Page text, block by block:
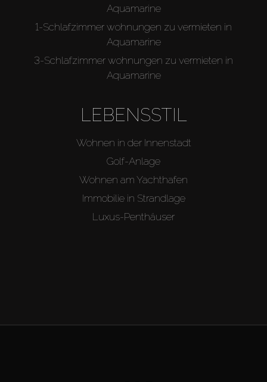
Aquamarine
1-Schlafzimmer wohnungen zu vermieten in
Aquamarine
3-Schlafzimmer wohnungen zu vermieten in
Aquamarine
LEBENSSTIL
Wohnen in der Innenstadt
Golf-Anlage
Wohnen am Yachthafen
Immobilie in Strandlage
Luxus-Penthäuser